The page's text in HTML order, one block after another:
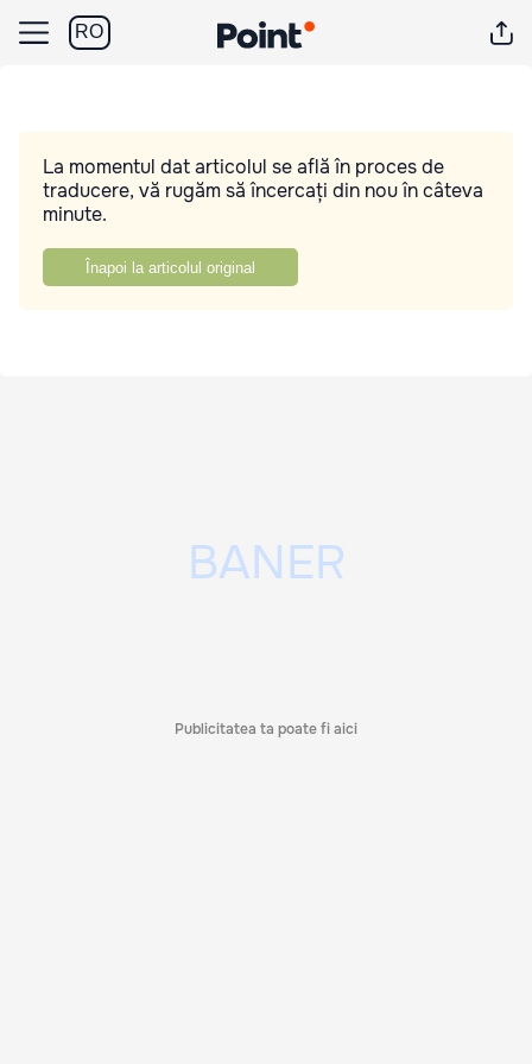
RO
La momentul dat articolul se află în proces de
traducere, vă rugăm să încercați din nou în câteva
minute.
Înapoi la articolul original
Publicitatea ta poate fi aici